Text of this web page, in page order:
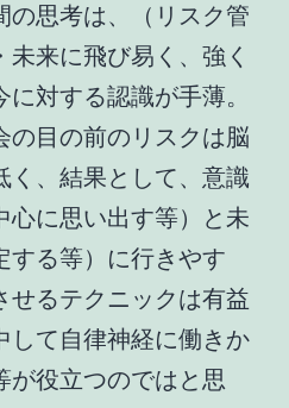
思考は、（リスク管
来に飛び易く、強く
対する認識が手薄。
の目の前のリスクは脳
く、結果として、意識
心に思い出す等）と未
する等）に行きやす
せるテクニックは有益
して自律神経に働きか
が役立つのではと思